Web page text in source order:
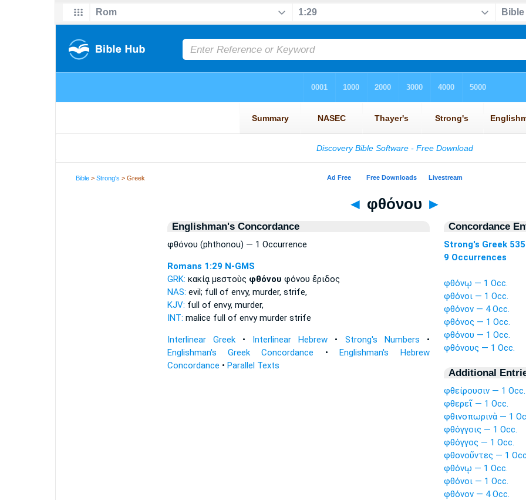
Bible >Strong's > Greek
◄ φθόνου ►
Englishman's Concordance
φθόνου (phthonou) — 1 Occurrence
Romans 1:29 N-GMS
GRK: κακίᾳ μεστοὺς φθόνου φόνου ἔριδος
NAS: evil; full of envy,murder, strife,
KJV: full of envy,murder,
INT: malice full of envymurder strife
Interlinear Greek• Interlinear Hebrew • Strong's Numbers •
Englishman's Greek Concordance •Englishman's Hebrew
Concordance • Parallel Texts
Concordance
Strong's Greek
9 Occurrences
φθόνῳ — 1 Occ.
φθόνοι — 1 Occ.
φθόνον — 4 Occ.
φθόνος — 1 Occ.
φθόνου — 1 Occ.
φθόνους — 1 Occ.
Additional
φθείρουσιν — 1 Occ.
φθερεῖ — 1 Occ.
φθινοπωρινὰ — 1
φθόγγοις — 1 Occ.
φθόγγος — 1 Occ.
φθονοῦντες — 1
φθόνῳ — 1 Occ.
φθόνοι — 1 Occ.
φθόνον — 4 Occ.